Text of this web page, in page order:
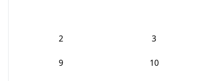
2 3
9 10